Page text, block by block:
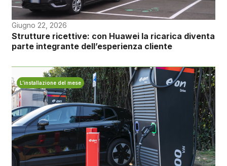
Giugno 22, 2026
Strutture ricettive: con Huawei la ricarica diventa
parte integrante dell’esperienza cliente
L’installazione del mese